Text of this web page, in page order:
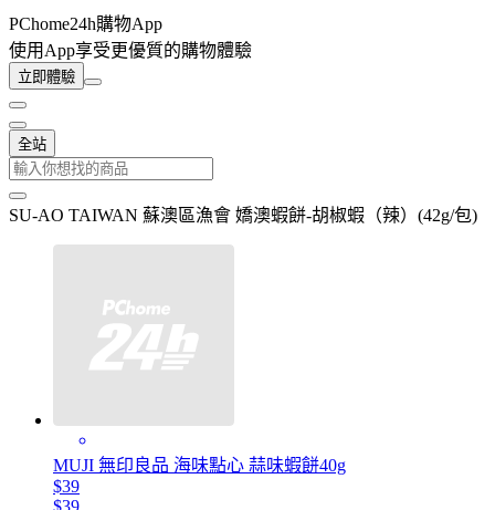
PChome24h購物App
使用App享受更優質的購物體驗
立即體驗
全站
SU-AO TAIWAN 蘇澳區漁會 嬌澳蝦餅-胡椒蝦（辣）(42g/包)
MUJI 無印良品 海味點心 蒜味蝦餅40g
$39
$39